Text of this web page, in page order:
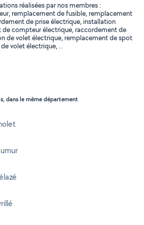
réalisées par nos membres :
remplacement de fusible, remplacement
de prise électrique, installation
compteur électrique, raccordement de
de volet électrique, remplacement de spot
volet électrique, ..
dans le même département